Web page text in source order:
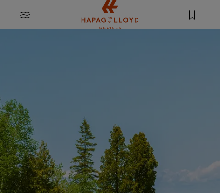
Springe zum Hauptinhalt
MENU